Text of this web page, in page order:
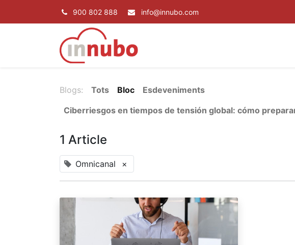
900 802 888 info@innubo.com
Blogs: Tots Bloc
Esdeveniments
Ciberriesgos en tiempos de tensión global: cómo
1 Article
Omnicanal ×